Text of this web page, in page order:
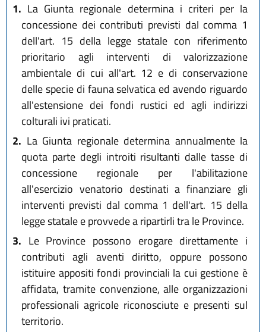
1. La Giunta regionale determina i criteri per la
concessione dei contributi previsti dal comma 1
dell'art. 15 della legge statale con riferimento
prioritario agli interventi di valorizzazione
ambientale di cui all'art. 12 e di conservazione
delle specie di fauna selvatica ed avendo riguardo
all'estensione dei fondi rustici ed agli indirizzi
colturali ivi praticati.
2. La Giunta regionale determina annualmente la
quota parte degli introiti risultanti dalle tasse di
concessione regionale per l'abilitazione
all'esercizio venatorio destinati a finanziare gli
interventi previsti dal comma 1 dell'art. 15 della
legge statale e provvede a ripartirli tra le Province.
3. Le Province possono erogare direttamente i
contributi agli aventi diritto, oppure possono
istituire appositi fondi provinciali la cui gestione è
affidata, tramite convenzione, alle organizzazioni
professionali agricole riconosciute e presenti sul
territorio.